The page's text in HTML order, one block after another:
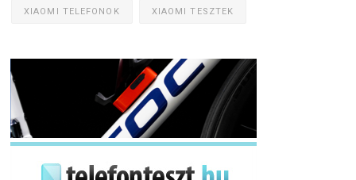
XIAOMI TELEFONOK XIAOMI TESZTEK